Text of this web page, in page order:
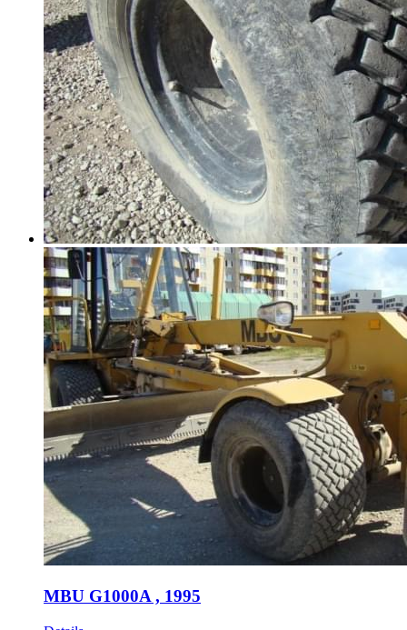
MBU G1000A , 1995